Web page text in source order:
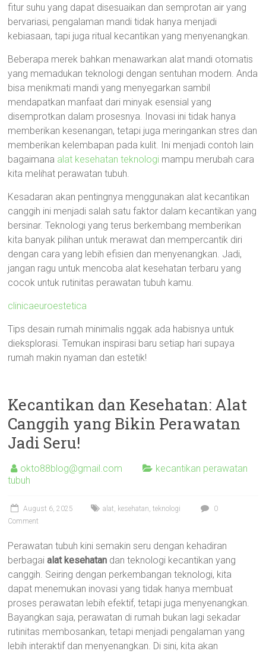
fitur suhu yang dapat disesuaikan dan semprotan air yang
bervariasi, pengalaman mandi tidak hanya menjadi
kebiasaan, tapi juga ritual kecantikan yang menyenangkan.
Beberapa merek bahkan menawarkan alat mandi otomatis
yang memadukan teknologi dengan sentuhan modern. Anda
bisa menikmati mandi yang menyegarkan sambil
mendapatkan manfaat dari minyak esensial yang
disemprotkan dalam prosesnya. Inovasi ini tidak hanya
memberikan kesenangan, tetapi juga meringankan stres dan
memberikan kelembapan pada kulit. Ini menjadi contoh lain
bagaimana alat kesehatan teknologi mampu merubah cara
kita melihat perawatan tubuh.
Kesadaran akan pentingnya menggunakan alat kecantikan
canggih ini menjadi salah satu faktor dalam kecantikan yang
bersinar. Teknologi yang terus berkembang memberikan
kita banyak pilihan untuk merawat dan mempercantik diri
dengan cara yang lebih efisien dan menyenangkan. Jadi,
jangan ragu untuk mencoba alat kesehatan terbaru yang
cocok untuk rutinitas perawatan tubuh kamu.
clinicaeuroestetica
Tips desain rumah minimalis nggak ada habisnya untuk
dieksplorasi. Temukan inspirasi baru setiap hari supaya
rumah makin nyaman dan estetik!
Kecantikan dan Kesehatan: Alat
Canggih yang Bikin Perawatan
Jadi Seru!
okto88blog@gmail.com
kecantikan perawatan
tubuh
August 6, 2025 alat, kesehatan,teknologi
0
Comment
Perawatan tubuh kini semakin seru dengan kehadiran
berbagaialat kesehatan dan teknologi kecantikan yang
canggih. Seiring dengan perkembangan teknologi, kita
dapat menemukan inovasi yang tidak hanya membuat
proses perawatan lebih efektif, tetapi juga menyenangkan.
Bayangkan saja, perawatan di rumah bukan lagi sekadar
rutinitas membosankan, tetapi menjadi pengalaman yang
lebih interaktif dan menyenangkan. Di sini, kita akan